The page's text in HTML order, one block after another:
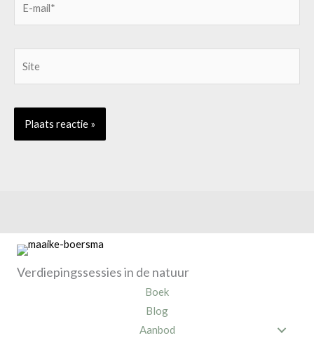
Verdiepingssessies in de natuur
Boek
Blog
Aanbod